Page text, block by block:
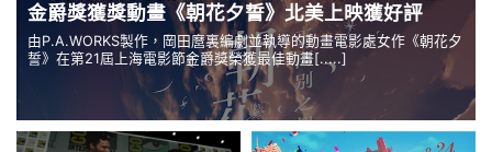
金爵獎獲獎動畫《朝花夕誓》北美上映獲好評
由P.A.WORKS製作，岡田麿裏編劇並執導的動畫電影處女作《朝花夕
誓》在第21屆上海電影節金爵獎榮獲最佳動畫[.....]